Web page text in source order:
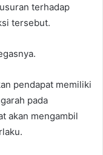
terhadap
tersebut.
pendapat memiliki
pada
akan mengambil